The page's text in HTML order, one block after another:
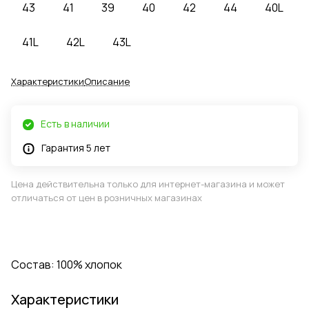
43 41 39 40 42 44 40L
41L 42L 43L
ХарактеристикиОписание
Есть в наличии
Гарантия 5 лет
Цена действительна только для интернет-магазина и может
отличаться от цен в розничных магазинах
Состав: 100% хлопок
Характеристики